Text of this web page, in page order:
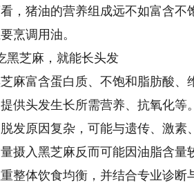
猪油的营养组成远不如富含不
烹调用油。
芝麻，就能长头发
富含蛋白质、不饱和脂肪酸、
供头发生长所需营养、抗氧化
发原因复杂，可能与遗传、激
摄入黑芝麻反而可能因油脂含
整体饮食均衡，并结合专业诊断